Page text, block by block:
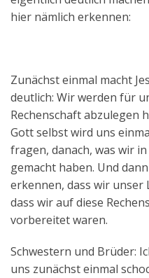
hier nämlich erkennen:
Zunächst einmal macht
deutlich: Wir werden für
Rechenschaft abzulegen
Gott selbst wird uns
fragen, danach, was wir
gemacht haben. Und
erkennen, dass wir
dass wir auf diese
vorbereitet waren.
Schwestern und Brüder:
uns zunächst einmal